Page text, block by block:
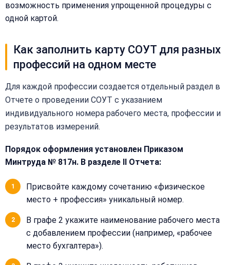
Закрыть
меню
возможность применения упрощенной процедуры с
одной картой.
Как заполнить карту СОУТ для разных
профессий на одном месте
Для каждой профессии создается отдельный раздел в
Отчете о проведении СОУТ с указанием
индивидуального номера рабочего места, профессии и
результатов измерений.
Порядок оформления установлен Приказом
Минтруда № 817н. В разделе II Отчета:
Присвойте каждому сочетанию «физическое
место + профессия» уникальный номер.
В графе 2 укажите наименование рабочего места
с добавлением профессии (например, «рабочее
место бухгалтера»).
Написать
Email:
Бесплатная
консультация
Оставьте
и
телефон
перезвоним
и